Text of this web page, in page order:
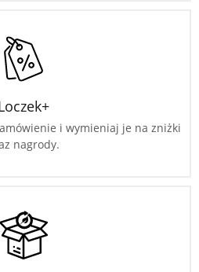
i wymieniaj je na zniżki
nagrody.